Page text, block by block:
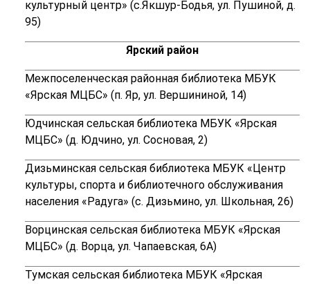
культурный центр» (с.Якшур-Бодья, ул. Пушиной, д.
95)
Ярский район
Межпоселенческая районная библиотека МБУК
«Ярская МЦБС» (п. Яр, ул. Вершининой, 14)
Юдчинская сельская библиотека МБУК «Ярская
МЦБС» (д. Юдчино, ул. Сосновая, 2)
Дизьминская сельская библиотека МБУК «Центр
культуры, спорта и библиотечного обслуживания
населения «Радуга» (с. Дизьмино, ул. Школьная, 26)
Ворцинская сельская библиотека МБУК «Ярская
МЦБС» (д. Ворца, ул. Чапаевская, 6А)
Тумская сельская библиотека МБУК «Ярская